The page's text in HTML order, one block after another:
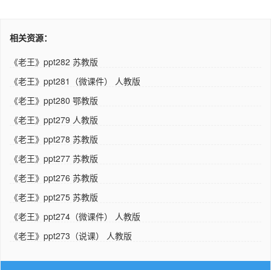
相关资源：
《老王》ppt282 苏教版
《老王》ppt281（微课件） 人教版
《老王》ppt280 鄂教版
《老王》ppt279 人教版
《老王》ppt278 苏教版
《老王》ppt277 苏教版
《老王》ppt276 苏教版
《老王》ppt275 苏教版
《老王》ppt274（微课件） 人教版
《老王》ppt273（说课） 人教版